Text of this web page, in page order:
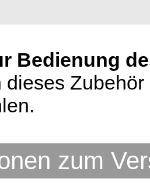
Bedienung
dieses
zum